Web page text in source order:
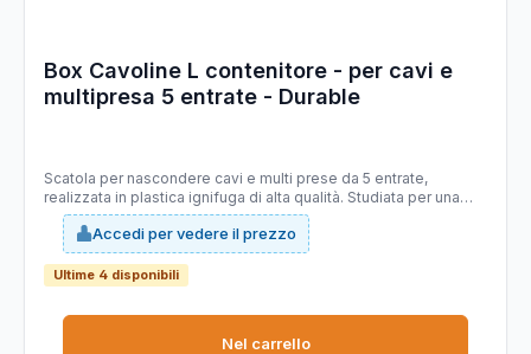
Box Cavoline L contenitore - per cavi e
multipresa 5 entrate - Durable
Scatola per nascondere cavi e multi prese da 5 entrate,
realizzata in plastica ignifuga di alta qualità. Studiata per una
gestione ordinata dei cavi, è dotata di fessure laterali che ne
consentono il passaggio, inoltre facilitano la circolazione
ottimale dell’aria. Il coperchio ha un’apertura passacavi circolare
richiudibile ideale per cavi di ricarica dei telefoni cellulari.
Accedi per vedere il prezzo
Ultime 4 disponibili
Nel carrello